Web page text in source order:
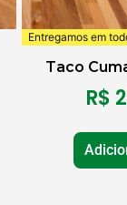
Entregamos em
Taco
R$